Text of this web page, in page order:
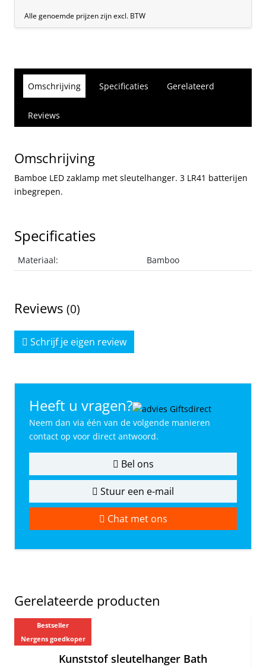
Alle genoemde prijzen zijn excl. BTW
Omschrijving Specificaties Gerelateerd
Reviews
Omschrijving
Bamboe LED zaklamp met sleutelhanger. 3 LR41 batterijen
inbegrepen.
Specificaties
Materiaal: Bamboo
Reviews (0)
Schrijf je eigen review
Heeft u vragen?
Neem dan via één van de volgende manieren
contact op voor direct antwoord.
Bel ons
Stuur een e-mail
Chat met ons
Gerelateerde producten
Bestseller
Nergens goedkoper
Kunststof sleutelhanger Bath